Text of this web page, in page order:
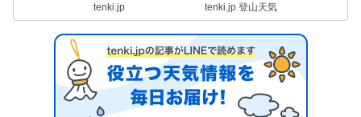
tenki.jp tenki.jp 登山天気